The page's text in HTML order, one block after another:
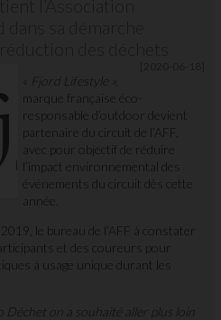
Fjord Lifestyle »
marque française éco-
responsable d’outdoor devient
partenaire du circuit de l’AFF,
avec pour objectif de réduire
l’impact environnemental des
événements du circuit dès cette
année.
le bureau de l’AFF à constater
et des coureurs pour
à usage unique durant les
Déchet on a souhaité aller plus loin